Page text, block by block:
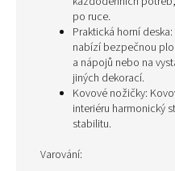
po ruce.
Praktická horní
nabízí bezpečnou
a nápojů nebo na
jiných dekorací.
Kovové nožičky:
interiéru harmonický
stabilitu.
Varování: